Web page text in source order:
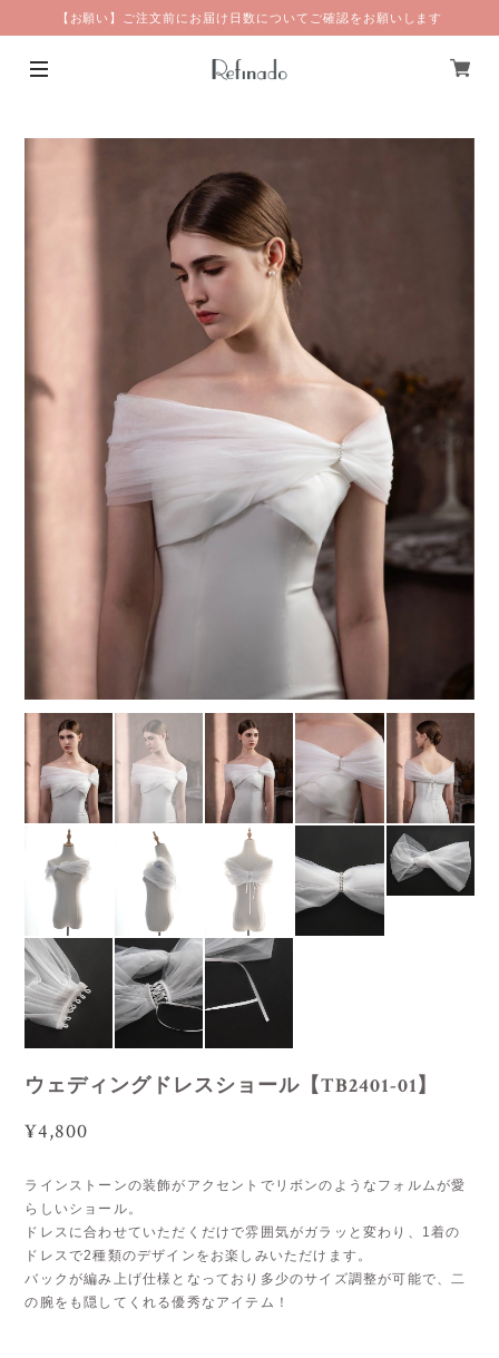
【お願い】ご注文前にお届け日数についてご確認をお願いします
ウェディングドレスショール【TB2401-01】
¥4,800
ラインストーンの装飾がアクセントでリボンのようなフォルムが愛
らしいショール。
ドレスに合わせていただくだけで雰囲気がガラッと変わり、1着の
ドレスで2種類のデザインをお楽しみいただけます。
バックが編み上げ仕様となっており多少のサイズ調整が可能で、二
の腕をも隠してくれる優秀なアイテム！